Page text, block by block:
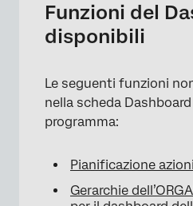
Funzioni del
disponibili
Le seguenti funzioni
nella scheda
programma:
Pianificazione azioni
Gerarchie